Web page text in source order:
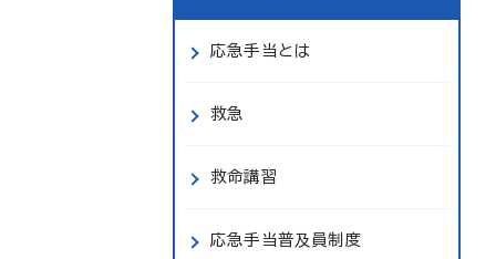
応急手当とは
救急
救命講習
応急手当普及員制度